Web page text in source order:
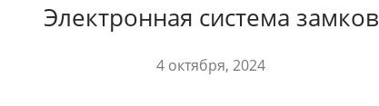
Электронная система замков
4 октября, 2024